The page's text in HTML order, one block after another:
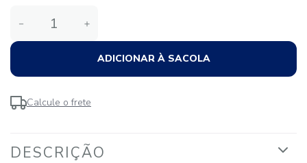
＋
－
ADICIONAR À SACOLA
Calcule o frete
DESCRIÇÃO